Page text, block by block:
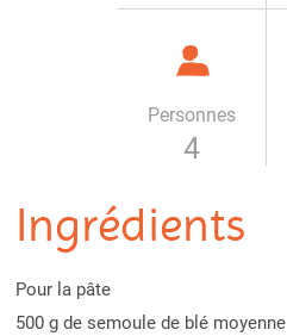
Personnes
4
Ingrédients
Pour la pâte
500 g de semoule de blé moyenne